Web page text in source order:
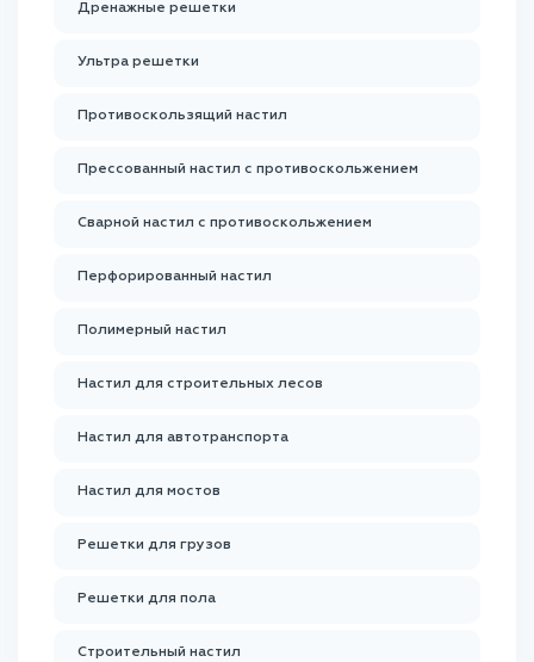
Дренажные решетки
Ультра решетки
Противоскользящий настил
Прессованный настил с противоскольжением
Сварной настил с противоскольжением
Перфорированный настил
Полимерный настил
Настил для строительных лесов
Настил для автотранспорта
Настил для мостов
Решетки для грузов
Решетки для пола
Строительный настил